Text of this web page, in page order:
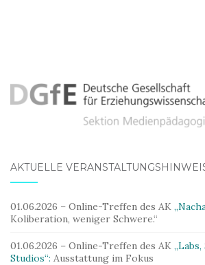
AKTUELLE
01.06.2026 – Online-Treffen des AK
Koliberation, weniger Schwere.“
01.06.2026 – Online-Treffen des AK „Labs,
Studios“: Ausstattung im Fokus